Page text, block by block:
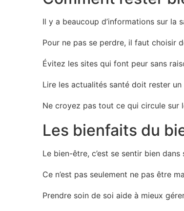
Il y a beaucoup d’informations sur la
Pour ne pas se perdre, il faut choisir
Évitez les sites qui font peur sans
Lire les actualités santé doit rester
Ne croyez pas tout ce qui circule sur
Les bienfaits du
Le bien-être, c’est se sentir bien
Ce n’est pas seulement ne pas être
Prendre soin de soi aide à mieux